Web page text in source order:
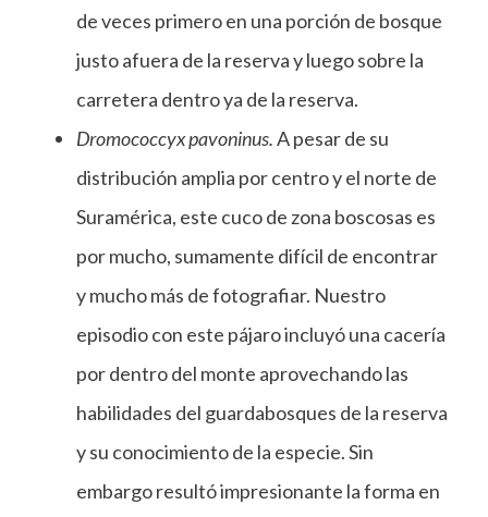
de veces primero en una porción de bosque
justo afuera de la reserva y luego sobre la
carretera dentro ya de la reserva.
Dromococcyx pavoninus.A pesar de su
distribución amplia por centro y el norte de
Suramérica, este cuco de zona boscosas es
por mucho, sumamente difícil de encontrar
y mucho más de fotografiar. Nuestro
episodio con este pájaro incluyó una cacería
por dentro del monte aprovechando las
habilidades del guardabosques de la reserva
y su conocimiento de la especie. Sin
embargo resultó impresionante la forma en